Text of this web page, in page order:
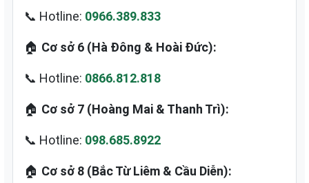
📞 Hotline: 0966.389.833
🏠 Cơ sở 6 (Hà Đông & Hoài Đức):
📞 Hotline: 0866.812.818
🏠 Cơ sở 7 (Hoàng Mai & Thanh Trì):
📞 Hotline: 098.685.8922
🏠 Cơ sở 8 (Bắc Từ Liêm & Cầu Diễn):